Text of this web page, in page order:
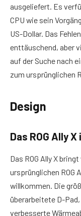
ausgeliefert. Es
CPU wie sein
US-Dollar. Das
enttäuschend, aber
auf der Suche nach
zum ursprünglichen
Design
Das ROG Ally
Das ROG Ally X
ursprünglichen ROG
willkommen. Die
überarbeitete D-
verbesserte